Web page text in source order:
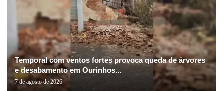
Temporal com ventos fortes provoca queda de árvores
e desabamento em Ourinhos...
7 de agosto de 2026